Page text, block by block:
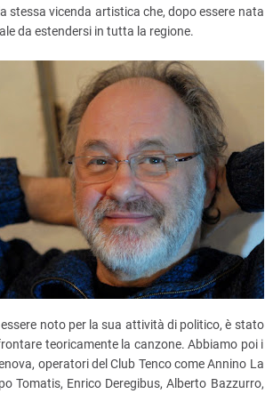
stessa vicenda artistica che, dopo essere nata
da estendersi in tutta la regione.
noto per la sua attività di politico, è stato
teoricamente la canzone. Abbiamo poi i
operatori del Club Tenco come Annino La
Tomatis, Enrico Deregibus, Alberto Bazzurro,